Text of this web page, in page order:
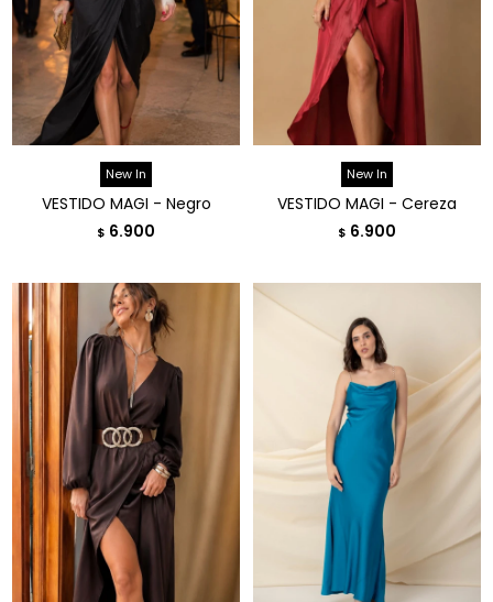
New In
VESTIDO MAGI - Negro
$ 6.900
New In
VESTIDO MAGI - Cereza
$ 6.900